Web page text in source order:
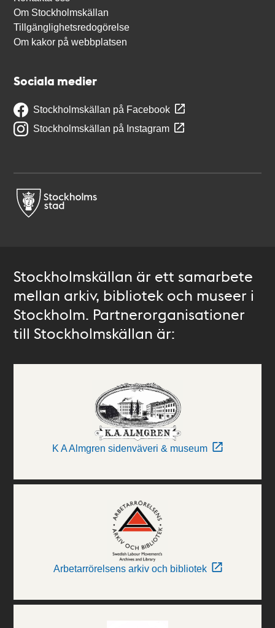
Om Stockholmskällan
Tillgänglighetsredogörelse
Om kakor på webbplatsen
Sociala medier
Stockholmskällan på Facebook
Stockholmskällan på Instagram
Stockholmskällan är ett samarbete
mellan arkiv, bibliotek och museer i
Stockholm. Partnerorganisationer
till Stockholmskällan är:
K A Almgren sidenväveri & museum
Arbetarrörelsens arkiv och bibliotek